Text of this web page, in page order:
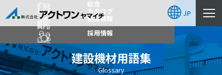
総合
カタログ
拠点情報
採用情報
JP
建設機材用語集
Glossary